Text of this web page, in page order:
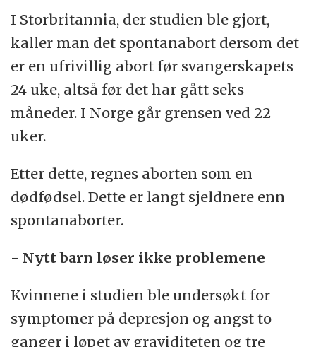
I Storbritannia, der studien ble gjort,
kaller man det spontanabort dersom det
er en ufrivillig abort før svangerskapets
24 uke, altså før det har gått seks
måneder. I Norge går grensen ved 22
uker.
Etter dette, regnes aborten som en
dødfødsel. Dette er langt sjeldnere enn
spontanaborter.
- Nytt barn løser ikke problemene
Kvinnene i studien ble undersøkt for
symptomer på depresjon og angst to
ganger i løpet av graviditeten og tre